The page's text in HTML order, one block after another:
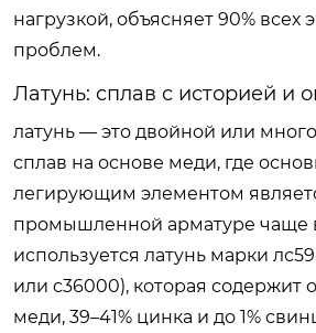
нагрузкой, объясняет 90% всех
проблем.
Латунь: сплав с историей и
латунь — это двойной или
сплав на основе меди, где
легирующим элементом
промышленной арматуре чаще
используется латунь марки
или c36000), которая содержит
меди, 39–41% цинка и до 1%